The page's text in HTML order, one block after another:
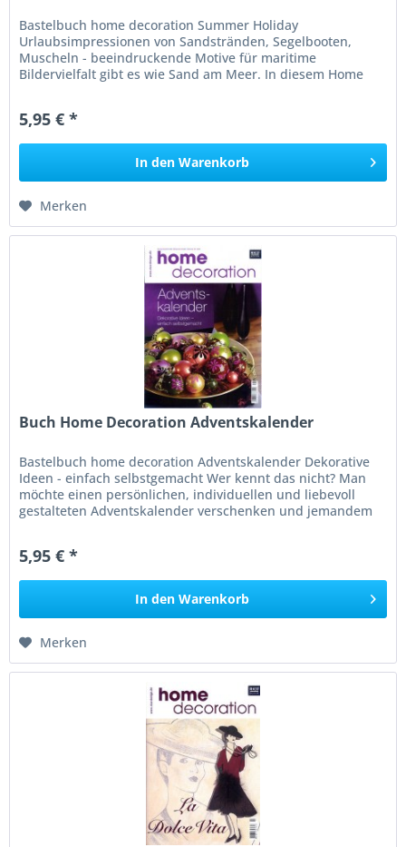
Bastelbuch home decoration Summer Holiday
Urlaubsimpressionen von Sandstränden, Segelbooten,
Muscheln - beeindruckende Motive für maritime
Bildervielfalt gibt es wie Sand am Meer. In diesem Home
5,95 € *
In den Warenkorb
Merken
Buch Home Decoration Adventskalender
Bastelbuch home decoration Adventskalender Dekorative
Ideen - einfach selbstgemacht Wer kennt das nicht? Man
möchte einen persönlichen, individuellen und liebevoll
gestalteten Adventskalender verschenken und jemandem
5,95 € *
In den Warenkorb
Merken